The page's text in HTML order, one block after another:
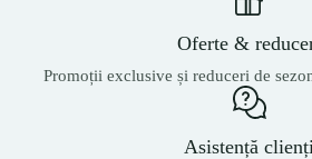
Oferte &
Promoții exclusive și reduceri de
Asistență clienți